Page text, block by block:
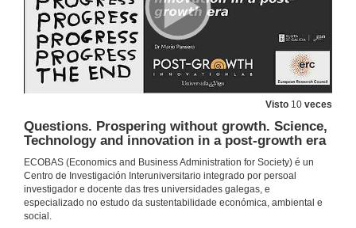
Visto 10 veces
Questions. Prospering without growth. Science,
Technology and innovation in a post-growth era
ECOBAS (Economics and Business Administration for Society) é un
Centro de Investigación Interuniversitario integrado por persoal
investigador e docente das tres universidades galegas, e
especializado no estudo da sustentabilidade económica, ambiental e
social.
5 de nov. de 2021
Presentation of Gennaro Ascione
27 de out. de 2021
Unthinking "Capital": a teratologic approach to concept formation
Mediateca Ecobas (Economics and Business Administration for Society)